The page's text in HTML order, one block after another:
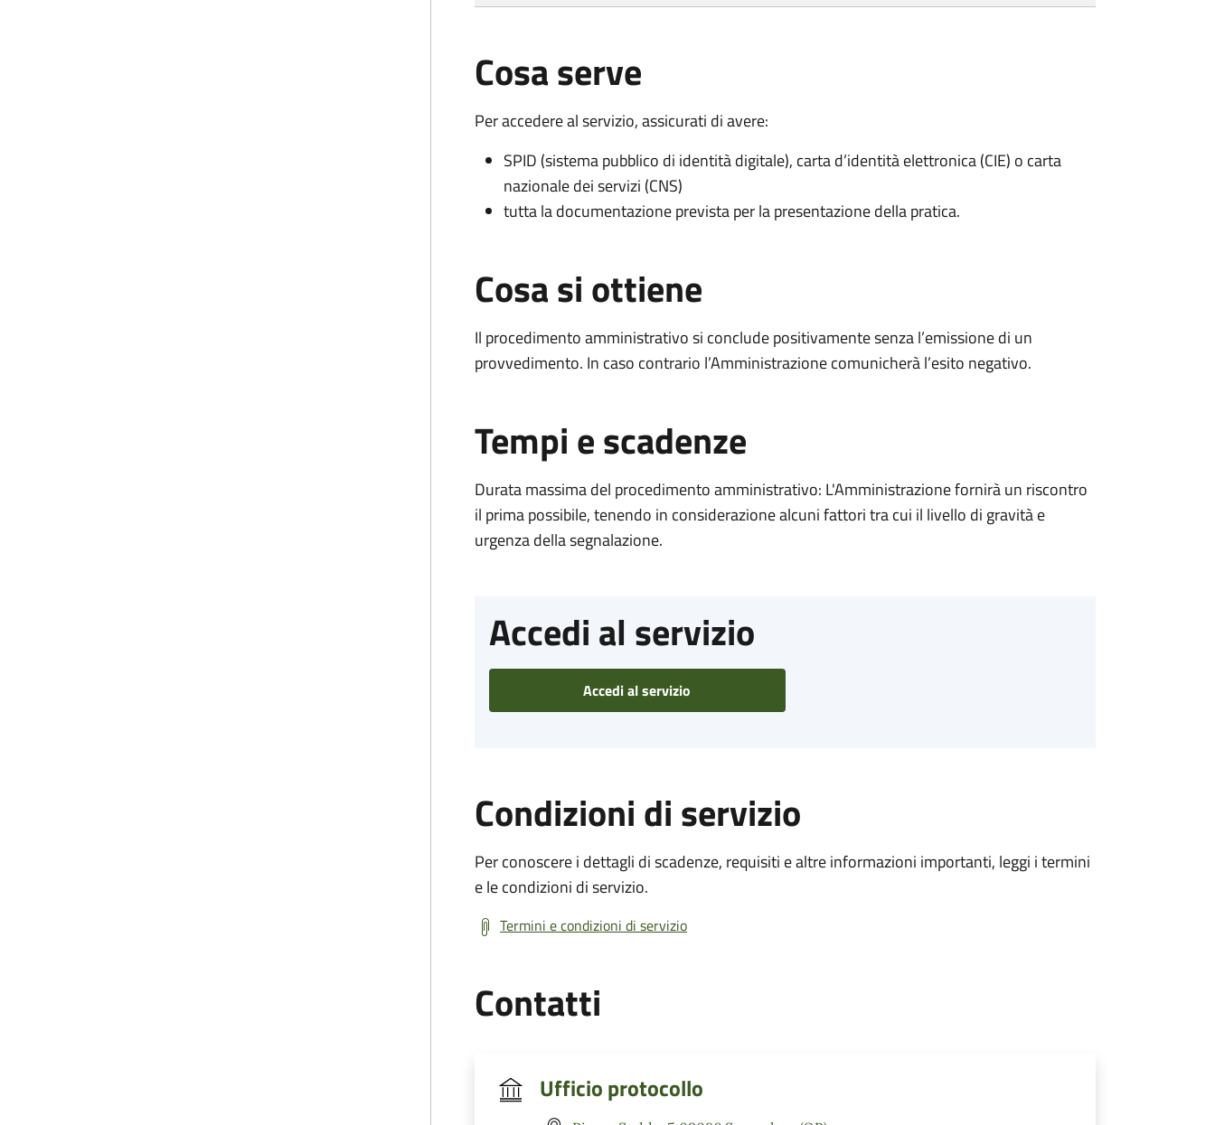
Cosa serve
Per accedere al servizio, assicurati di avere:
SPID (sistema pubblico di identità digitale), carta d’identità elettronica (CIE) o carta
nazionale dei servizi (CNS)
tutta la documentazione prevista per la presentazione della pratica.
Cosa si ottiene
Il procedimento amministrativo si conclude positivamente senza l’emissione di un
provvedimento. In caso contrario l’Amministrazione comunicherà l’esito negativo.
Tempi e scadenze
Durata massima del procedimento amministrativo: L'Amministrazione fornirà un riscontro
il prima possibile, tenendo in considerazione alcuni fattori tra cui il livello di gravità e
urgenza della segnalazione.
Accedi al servizio
Accedi al servizio
Condizioni di servizio
Per conoscere i dettagli di scadenze, requisiti e altre informazioni importanti, leggi i termini
e le condizioni di servizio.
Termini e condizioni di servizio
Contatti
Ufficio protocollo